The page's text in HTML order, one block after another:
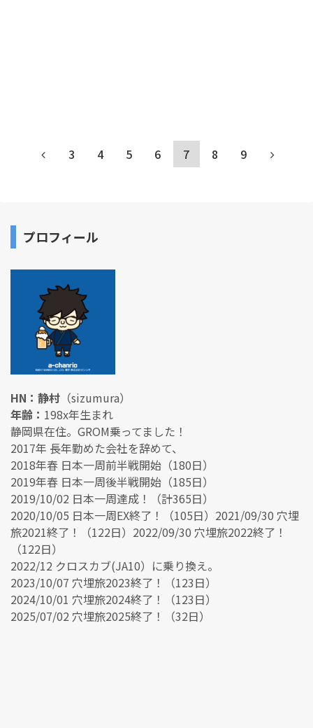
3 4 5 6 7 8 9
プロフィール
HN：静村 （sizumura）
年齢： 198x年生まれ
静岡県在住。GROM乗ってました！
2017年 長年勤めた会社を辞めて、
2018年春 日本一周前半戦開始（180日）
2019年春 日本一周後半戦開始（185日）
2019/10/02 日本一周達成！（計365日）
2020/10/05 日本一周EX終了！（105日）2021/09/30 穴埋
旅2021終了！（122日）2022/09/30 穴埋旅2022終了！
（122日）
2022/12 クロスカブ(JA10）に乗り換え。
2023/10/07 穴埋旅2023終了！（123日）
2024/10/01 穴埋旅2024終了！（123日）
2025/07/02 穴埋旅2025終了！（32日）